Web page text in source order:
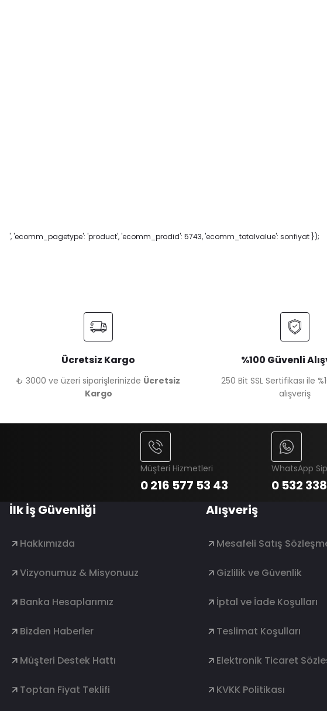
', 'ecomm_pagetype': 'product', 'ecomm_prodid': 5743, 'ecomm_totalvalue': sonfiyat });
Ücretsiz Kargo
₺ 3000 ve üzeri siparişlerinizde Ücretsiz
Kargo
%100 Güvenli
250 Bit SSL Sertifikası ile
alışveriş
Müşteri Hizmetleri
0 216 577 53 43
WhatsApp
0 532
İlk İş Güvenliği
Hakkımızda
Vizyonumuz & Misyonuuz
Banka Hesaplarımız
Bizden Haberler
Müşteri Destek Hattı
Toptan Fiyat Teklifi
Alışveriş
Mesafeli Satış
Gizlilik ve Güvenlik
İptal ve İade Koşulları
Teslimat Koşulları
Elektronik Ticaret
KVKK Politikası